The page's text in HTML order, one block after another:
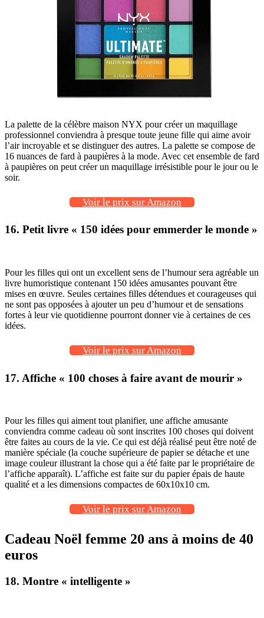
La palette de la célèbre maison NYX pour créer un maquillage
professionnel conviendra à presque toute jeune fille qui aime avoir
l’air incroyable et se distinguer des autres. La palette se compose de
16 nuances de fard à paupières à la mode. Avec cet ensemble de fard
à paupières on peut créer un maquillage irrésistible pour le jour ou le
soir.
Voir le prix sur Amazon
16. Petit livre « 150 idées pour emmerder le monde »
Pour les filles qui ont un excellent sens de l’humour sera agréable un
livre humoristique contenant 150 idées amusantes pouvant être
mises en œuvre. Seules certaines filles détendues et courageuses qui
ne sont pas opposées à ajouter un peu d’humour et de sensations
fortes à leur vie quotidienne pourront donner vie à certaines de ces
idées.
Voir le prix sur Amazon
17. Affiche « 100 choses à faire avant de mourir »
Pour les filles qui aiment tout planifier, une affiche amusante
conviendra comme cadeau où sont inscrites 100 choses qui doivent
être faites au cours de la vie. Ce qui est déjà réalisé peut être noté de
manière spéciale (la couche supérieure de papier se détache et une
image couleur illustrant la chose qui a été faite par le propriétaire de
l’affiche apparaît). L’affiche est faite sur du papier épais de haute
qualité et a les dimensions compactes de 60x10x10 cm.
Voir le prix sur Amazon
Cadeau Noël femme 20 ans à moins de 40
euros
18. Montre « intelligente »